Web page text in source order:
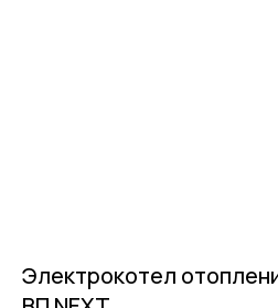
Электрокотел